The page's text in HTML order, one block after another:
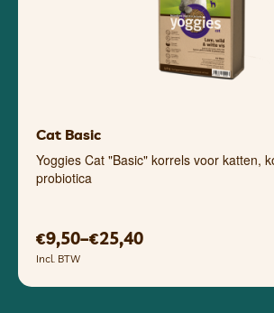
Cat Basic
Yoggies Cat "Basic" korrels voor katten,
probiotica
€9,50–€25,40
Incl. BTW